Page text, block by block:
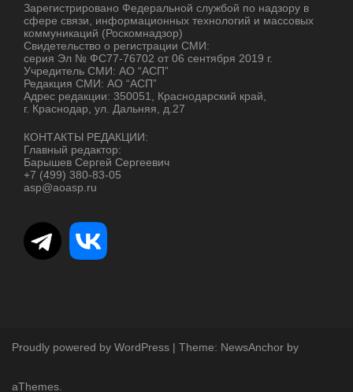
Зарегистрировано Федеральной службой по надзору в
сфере связи, информационных технологий и массовых
коммуникаций (Роскомнадзор)
Свидетельство о регистрации СМИ:
серия Эл № ФС77-76702 от 06 сентября 2019 г.
Учредитель СМИ: АО “АСП”
Редакция СМИ: АО “АСП”
Адрес редакции: 350051, Краснодарский край,
г. Краснодар, ул. Дальняя, д.27
КОНТАКТЫ РЕДАКЦИИ:
Главный редактор:
Барышев Сергей Сергеевич
+7 (499) 380-83-05
asp@aoasp.ru
Proudly powered by WordPress | Theme: NewsAnchor by
aThemes.